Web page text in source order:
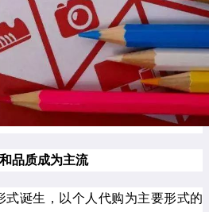
品质成为主流
式诞生，以个人代购为主要形式的